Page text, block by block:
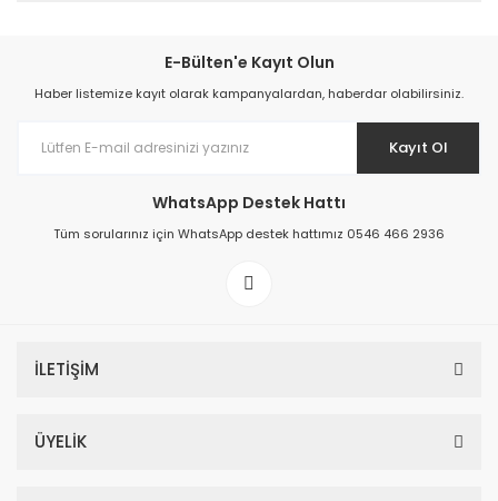
E-Bülten'e Kayıt Olun
Haber listemize kayıt olarak kampanyalardan, haberdar olabilirsiniz.
Kayıt Ol
WhatsApp Destek Hattı
Tüm sorularınız için WhatsApp destek hattımız 0546 466 2936
İLETİŞİM
ÜYELİK